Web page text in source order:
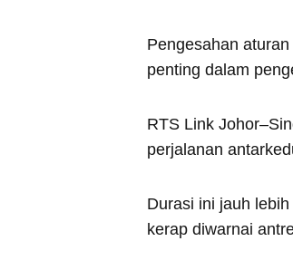
Pengesahan
penting dalam
RTS Link
perjalanan
Durasi ini jauh
kerap diwarnai